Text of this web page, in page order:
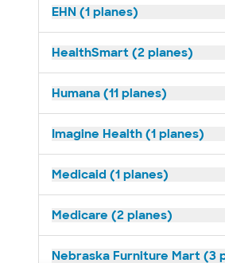
EHN (1 planes)
HealthSmart (2 planes)
Humana (11 planes)
Imagine Health (1 planes)
Medicaid (1 planes)
Medicare (2 planes)
Nebraska Furniture Mart (3